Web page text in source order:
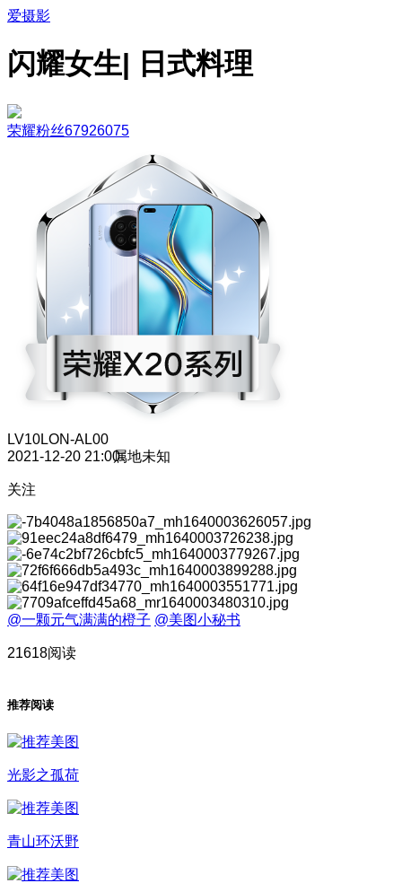
爱摄影
闪耀女生| 日式料理
荣耀粉丝67926075
LV10LON-AL00
2021-12-20 21:00属地未知
关注
@一颗元气满满的橙子 @美图小秘书
21618阅读
推荐阅读
光影之孤荷
青山环沃野